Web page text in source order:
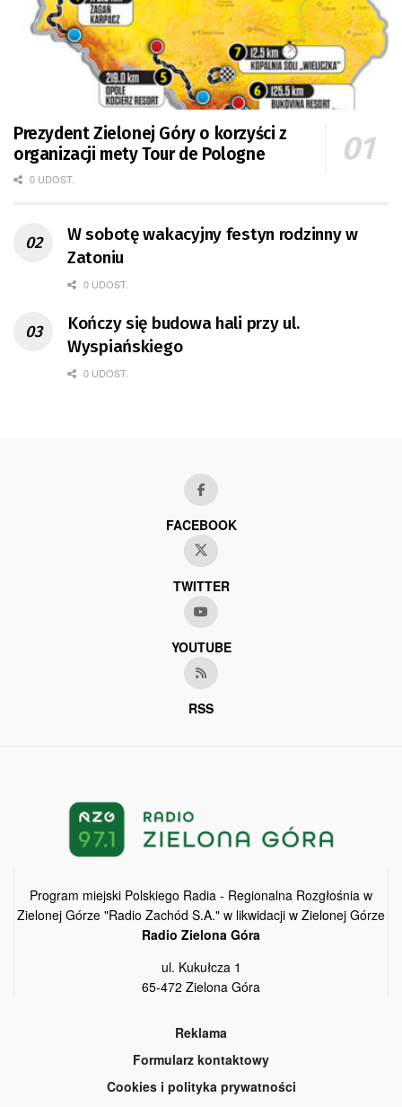
Prezydent Zielonej Góry o korzyści z
organizacji mety Tour de Pologne
0 UDOST.
W sobotę wakacyjny festyn rodzinny w
Zatoniu
0 UDOST.
Kończy się budowa hali przy ul.
Wyspiańskiego
0 UDOST.
FACEBOOK
TWITTER
YOUTUBE
RSS
Program miejski Polskiego Radia - Regionalna Rozgłośnia w
Zielonej Górze "Radio Zachód S.A." w likwidacji w Zielonej Górze
Radio Zielona Góra
ul. Kukułcza 1
65-472 Zielona Góra
Reklama
Formularz kontaktowy
Cookies i polityka prywatności